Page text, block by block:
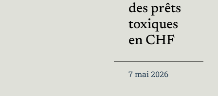
des prêts
toxiques
en CHF
7 mai 2026